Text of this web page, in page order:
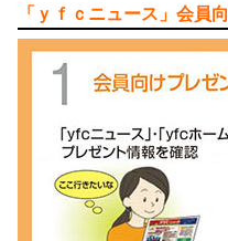
「ｙｆｃニュース」会員